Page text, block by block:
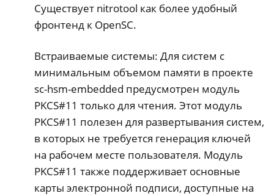
Существует nitrotool как более удобный
фронтенд к OpenSC.
Встраиваемые системы: Для систем с
минимальным объемом памяти в проекте
sc-hsm-embedded предусмотрен модуль
PKCS#11 только для чтения. Этот модуль
PKCS#11 полезен для развертывания систем,
в которых не требуется генерация ключей
на рабочем месте пользователя. Модуль
PKCS#11 также поддерживает основные
карты электронной подписи, доступные на